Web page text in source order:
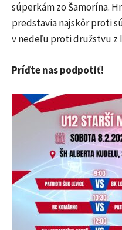
súperkám zo Šamorína.
predstavia najskôr proti
v nedeľu proti družstvu z
Príďte nas podpotiť!